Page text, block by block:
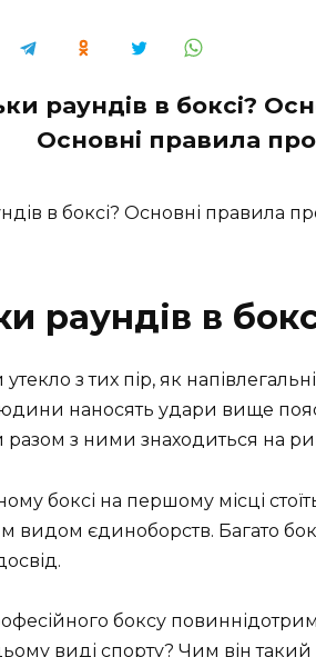
раундів в боксі?
Основні правила
в боксі? Основні правила
раундів в
утекло з тих пір, як
наносять удари вище
разом з ними знаходиться на
боксі на першому місці
видом єдиноборств. Багато
боксу
виді спорту? Чим він